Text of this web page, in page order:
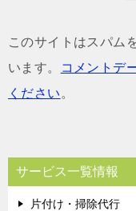
このサイトはスパム
います。
コメントデ
ください 。
サービス一覧情報
片付け・掃除代行